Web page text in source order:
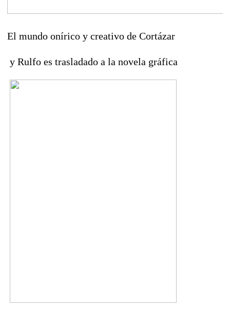
El mundo onírico y creativo de Cortázar
y Rulfo es trasladado a la novela gráfica